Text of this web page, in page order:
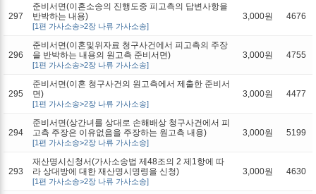
297
준비서면(이혼소송의 진행도중 피고측의 답변사항을
반박하는 내용)
[1편 가사소송>2장 나류 가사소송]
3,000원 4676
296
준비서면(이혼및위자료 청구사건에서 피고측의 주장
을 반박하는 내용의 원고측 준비서면)
[1편 가사소송>2장 나류 가사소송]
3,000원 4755
295
준비서면(이혼 청구사건의 원고측에서 제출한 준비서
면)
[1편 가사소송>2장 나류 가사소송]
3,000원 4477
294
준비서면(상간녀를 상대로 손해배상 청구사건에서 피
고측 주장은 이유없음을 주장하는 원고측 내용)
[1편 가사소송>2장 나류 가사소송]
3,000원 5199
293
재산명시신청서(가사소송법 제48조의 2 제1항에 따
라 상대방에 대한 재산명시명령을 신청)
[1편 가사소송>2장 나류 가사소송]
3,000원 4630